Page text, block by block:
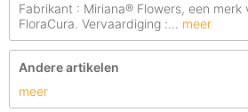
Fabrikant : Miriana® Flowers, een
FloraCura. Vervaardiging :... meer
Andere artikelen
meer